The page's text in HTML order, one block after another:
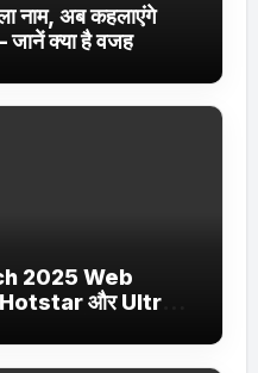
नाम, अब कहलाएंगे
क्या है वजह
2025 Web